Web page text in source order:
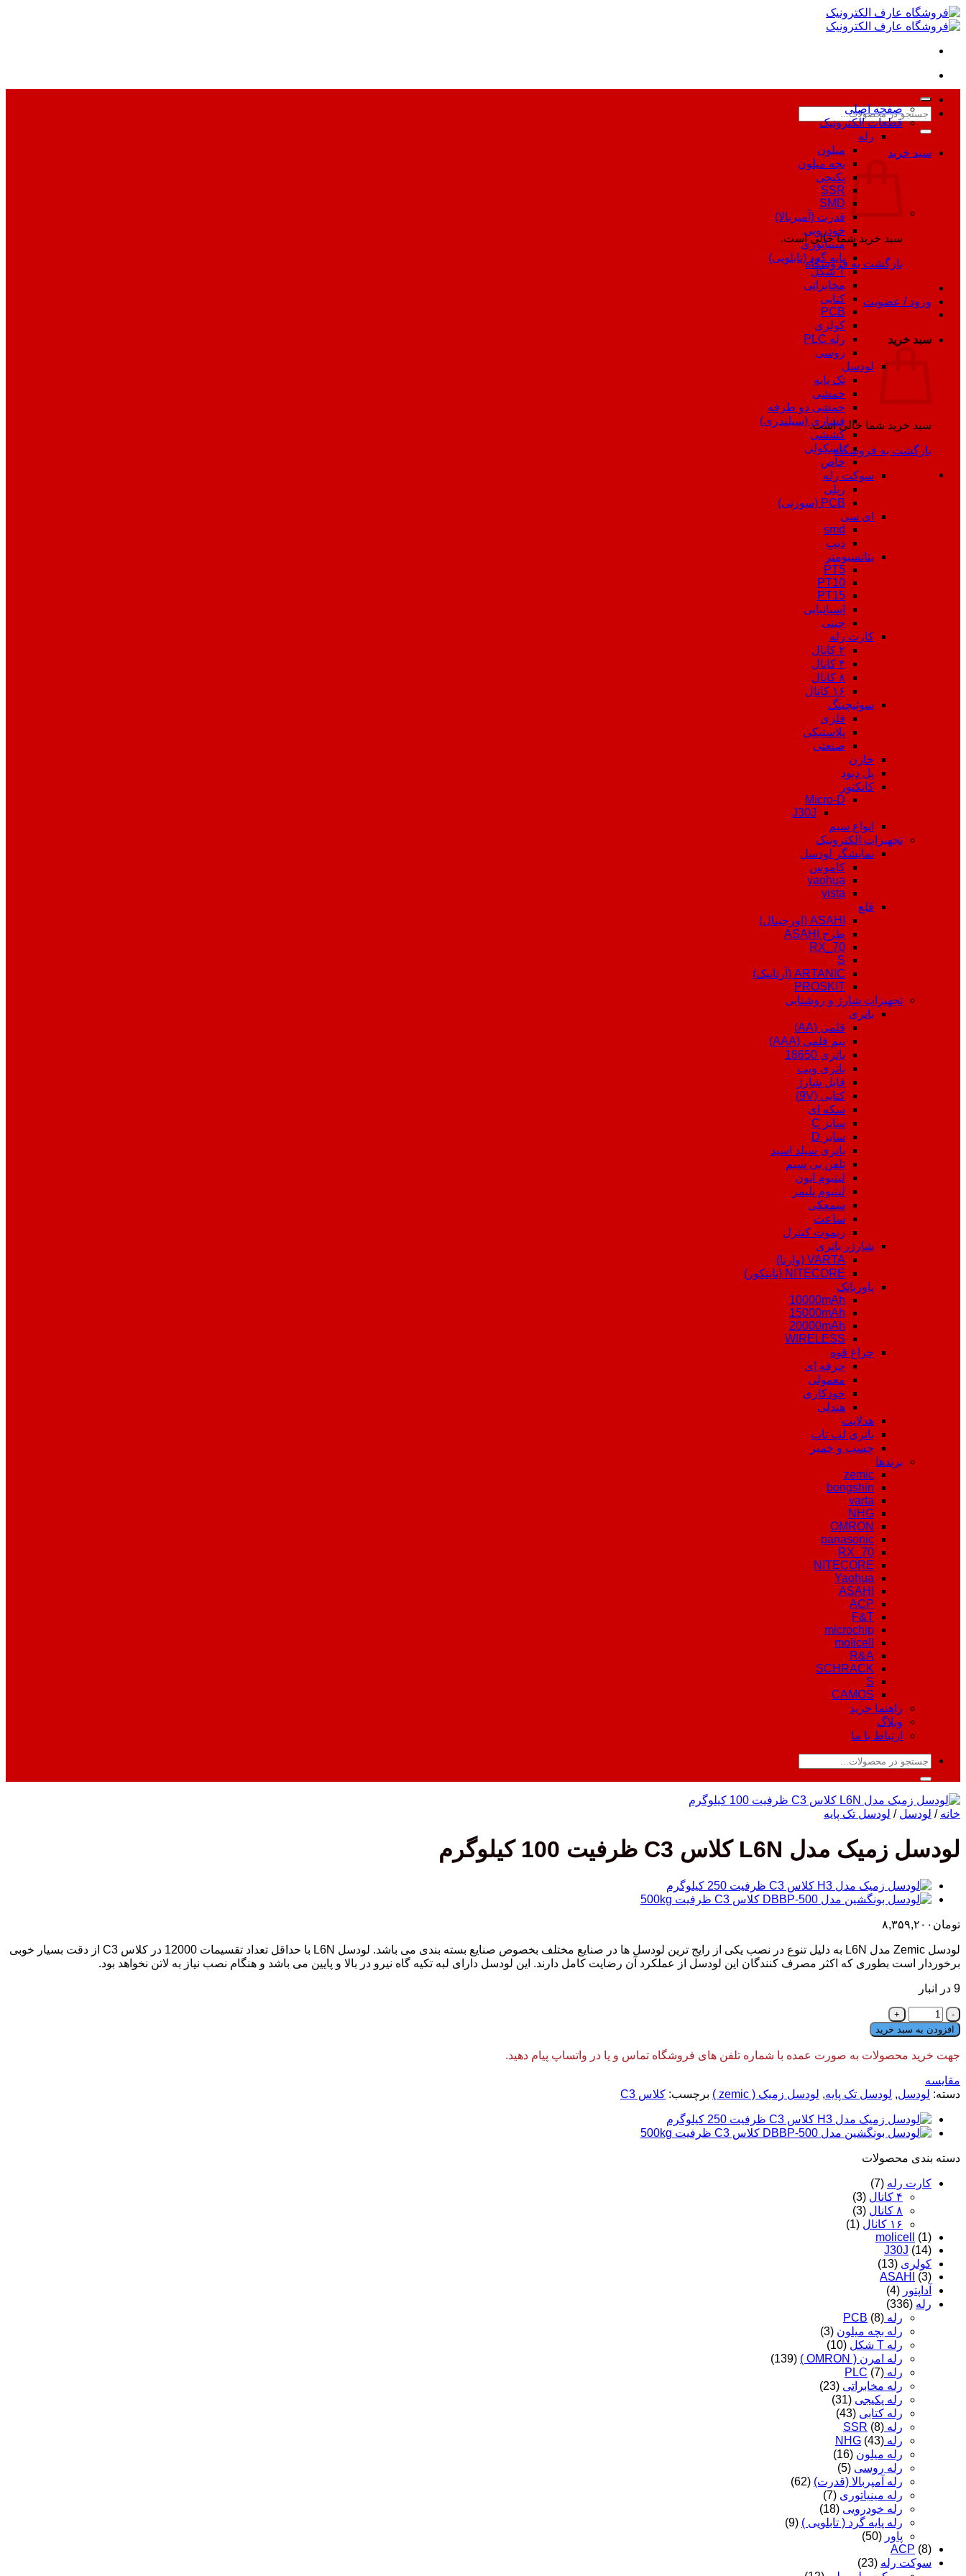
Skip
to
content
جستجو
برای:
سبد خرید
سبد خرید شما خالی است.
بازگشت به فروشگاه
ورود / عضویت
سبد خرید
سبد خرید شما خالی است.
بازگشت به فروشگاه
صفحه اصلی
قطعات الکترونیک
رله
میلون
بچه میلون
پکیجی
SSR
SMD
قدرت (آمپربالا)
خودرویی
مینیاتوری
پایه گرد (تابلویی)
T شکل
مخابراتی
کتابی
PCB
کولری
رله PLC
روسی
لودسل
تک پایه
خمشی
خمشی دو طرفه
فشاری (سیلندری)
کششی
باسکولی
خاص
سوکت رله
ریلی
PCB (سوزنی)
ای سی
smd
دیپ
پتانسیومتر
PT5
PT10
PT15
اسپانیایی
چینی
کارت رله
۲ کانال
۴ کانال
۸ کانال
۱۶ کانال
سوئیچینگ
فلزی
پلاستیکی
صنعتی
خازن
پل دیود
کانکتور
Micro-D
J30J
انواع سیم
تجهیزات الکترونیک
نمایشگر لودسل
کاموس
yaohua
vista
قلع
ASAHI (اورجینال)
طرح ASAHI
RX_70
S
ARTANIC (آرتانیک)
PROSKIT
تجهیزات شارژ و روشنایی
باتری
قلمی (AA)
نیم قلمی (AAA)
باتری 18650
باتری ویپ
قابل شارژ
کتابی (9V)
سکه ای
سایز C
سایز D
باتری سیلد اسید
تلفن بی سیم
لیتیوم ایون
لیتیوم پلیمر
سمعکی
ساعت
ریموت کنترل
شارژر باتری
VARTA (وارتا)
NITECORE (نایتکور)
پاوربانک
10000mAh
15000mAh
20000mAh
WIRELESS
چراغ قوه
حرفه ای
معمولی
خودکاری
هندلی
هدلایت
باتری لپ تاپ
چسب و خمیر
برندها
zemic
bongshin
varta
NHG
OMRON
panasonic
RX_70
NITECORE
Yaohua
ASAHI
ACP
F&T
microchip
molicell
R&A
SCHRACK
S
CAMOS
راهنما خرید
وبلاگ
ارتباط با ما
جستجو
خانه / لودسل / لودسل تک پایه
لودسل زمیک مدل L6N کلاس C3 ظرفیت 100 کیلوگرم
تومان ۸,۳۵۹,۲۰۰
لودسل Zemic مدل L6N
به دلیل تنوع در نصب یکی از رایج ترین لودسل ها در صنایع مختلف بخصوص صنایع بسته بندی می باشد. لودسل L6N با حداقل تعداد تقسیمات 12000 در کلاس C3 از دقت بسیار خوبی
برخوردار است بطوری که اکثر مصرف کنندگان این لودسل از عملکرد آن رضایت کامل دارند. این لودسل دارای لبه تکیه گاه نیرو در بالا و پایین می باشد و هنگام نصب نیاز به لاتن نخواهد بود.
9 در انبار
لودسل
زمیک
مدل
L6N
C3
ظرفیت
کیلوگرم
عدد
افزودن به سبد خرید
جهت خرید محصولات به صورت عمده با شماره تلفن های فروشگاه تماس و یا در واتساپ پیام دهید.
مقایسه
دسته: لودسل, لودسل تک پایه, لودسل زمیک ( zemic ) برچسب: کلاس C3
دسته‌ بندی محصولات
کارت رله (7)
۴ کانال
(3)
۸ کانال
(3)
۱۶ کانال
(1)
molicell
(1)
J30J (14)
کولری (13)
ASAHI
(3)
آداپتور (4)
رله (336)
رله PCB (8)
رله بچه میلون (3)
رله T شکل
(10)
رله امرن ( OMRON )
(139)
رله PLC (7)
رله مخابراتی (23)
رله پکیجی (31)
رله کتابی (43)
رله SSR (8)
رله NHG (43)
رله میلون (16)
رله روسی (5)
رله آمپربالا (قدرت) (62)
رله مینیاتوری (7)
رله خودرویی (18)
رله پایه گرد ( تابلویی ) (9)
پاور (50)
ACP (8)
سوکت رله (23)